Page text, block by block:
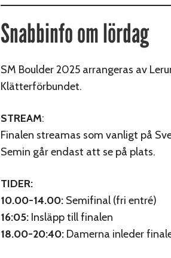
Snabbinfo om lördag
SM Boulder 2025 arrangeras av
Klätterförbundet.
STREAM:
Finalen streamas som vanligt på
Semin går endast att se på plats.
TIDER:
10.00-14.00: Semifinal (fri entré)
16:05: Insläpp till finalen
18.00-20:40: Damerna inleder